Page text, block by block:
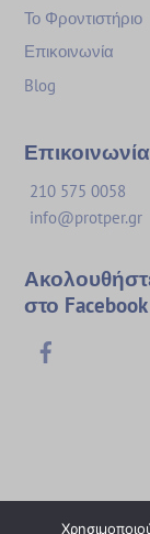
Το Φροντιστήριο
Επικοινωνία
Blog
Επικοινωνία
210 575 0058
info@protper.gr
στο Facebook